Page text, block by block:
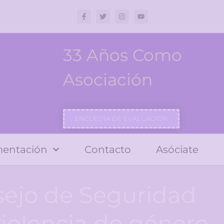
33 Años Como
Asociación
ENCUESTA DE EVALUACIÓN
Contacto Asóciate